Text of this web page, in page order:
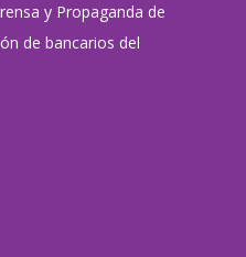
y Propaganda de
de bancarios del